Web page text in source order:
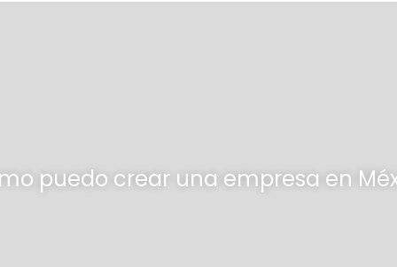
puedo crear una empresa en